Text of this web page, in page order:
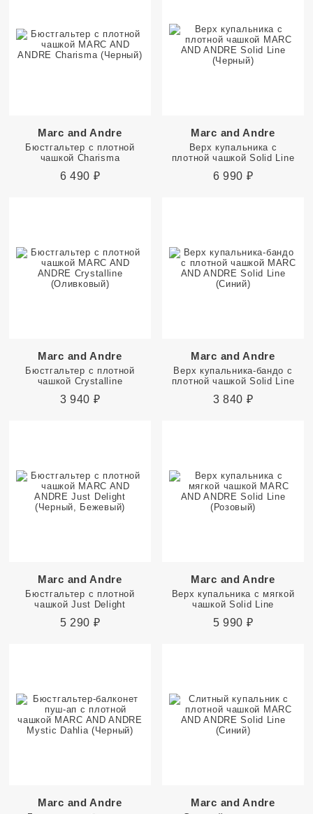
Marc and Andre
Бюстгальтер с плотной
чашкой Charisma
6 490 ₽
Marc and Andre
Верх купальника с
плотной чашкой Solid Line
6 990 ₽
Marc and Andre
Бюстгальтер с плотной
чашкой Crystalline
3 940 ₽
Marc and Andre
Верх купальника-бандо с
плотной чашкой Solid Line
3 840 ₽
Marc and Andre
Бюстгальтер с плотной
чашкой Just Delight
5 290 ₽
Marc and Andre
Верх купальника с мягкой
чашкой Solid Line
5 990 ₽
Marc and Andre Marc and Andre